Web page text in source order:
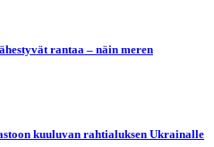
rantaa – näin meren
kuuluvan rahtialuksen Ukrainalle